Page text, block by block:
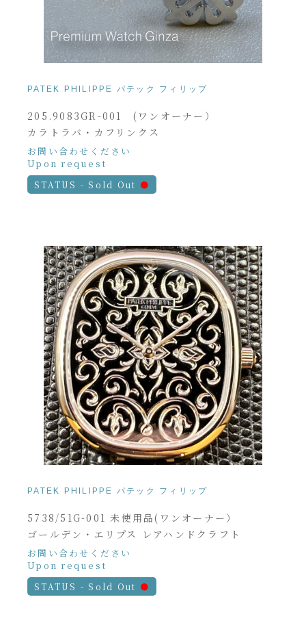
PATEK PHILIPPE パテック フィリップ
205.9083GR-001 (ワンオーナー）
カラトラバ・カフリンクス
お問い合わせください
Upon request
STATUS - Sold Out ●
PATEK PHILIPPE パテック フィリップ
5738/51G-001 未使用品(ワンオーナー）
ゴールデン・エリプス レアハンドクラフト
お問い合わせください
Upon request
STATUS - Sold Out ●